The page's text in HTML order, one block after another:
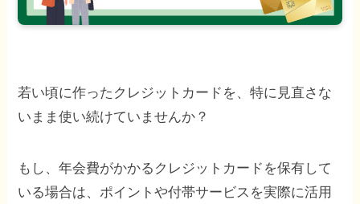
若い頃に作ったクレジットカードを、特に見直さな
いまま使い続けていませんか？
もし、年会費がかかるクレジットカードを保有して
いる場合は、ポイントや付帯サービスを実際に活用